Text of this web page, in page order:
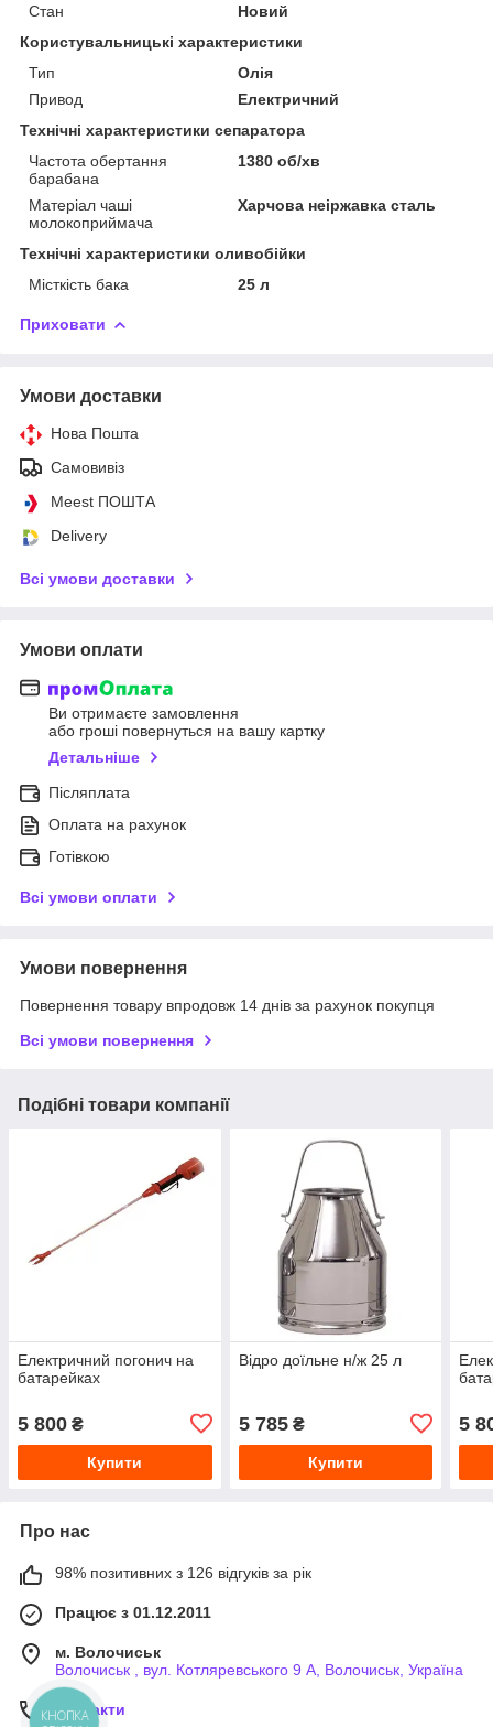
Стан
Новий
Користувальницькі характеристики
Тип
Олія
Привод
Електричний
Технічні характеристики сепаратора
Частота обертання
барабана
1380 об/хв
Матеріал чаші
молокоприймача
Харчова неіржавка сталь
Технічні характеристики оливобійки
Місткість бака
25 л
Приховати
Умови доставки
Нова Пошта
Самовивіз
Meest ПОШТА
Delivery
Всі умови доставки
Умови оплати
Ви отримаєте замовлення
або гроші повернуться на вашу картку
Детальніше
Післяплата
Оплата на рахунок
Готівкою
Всі умови оплати
Умови повернення
Повернення товару впродовж 14 днів за рахунок покупця
Всі умови повернення
Подібні товари компанії
Електричний погонич на
батарейках
5 800 ₴
Купити
Відро доїльне н/ж 25 л
5 785₴
Купити
5
Про нас
98% позитивних з 126 відгуків за рік
Працює з 01.12.2011
м. Волочиськ
Волочиськ , вул. Котляревського 9 А, Волочиськ, Україна
Контакти
КНОПКА